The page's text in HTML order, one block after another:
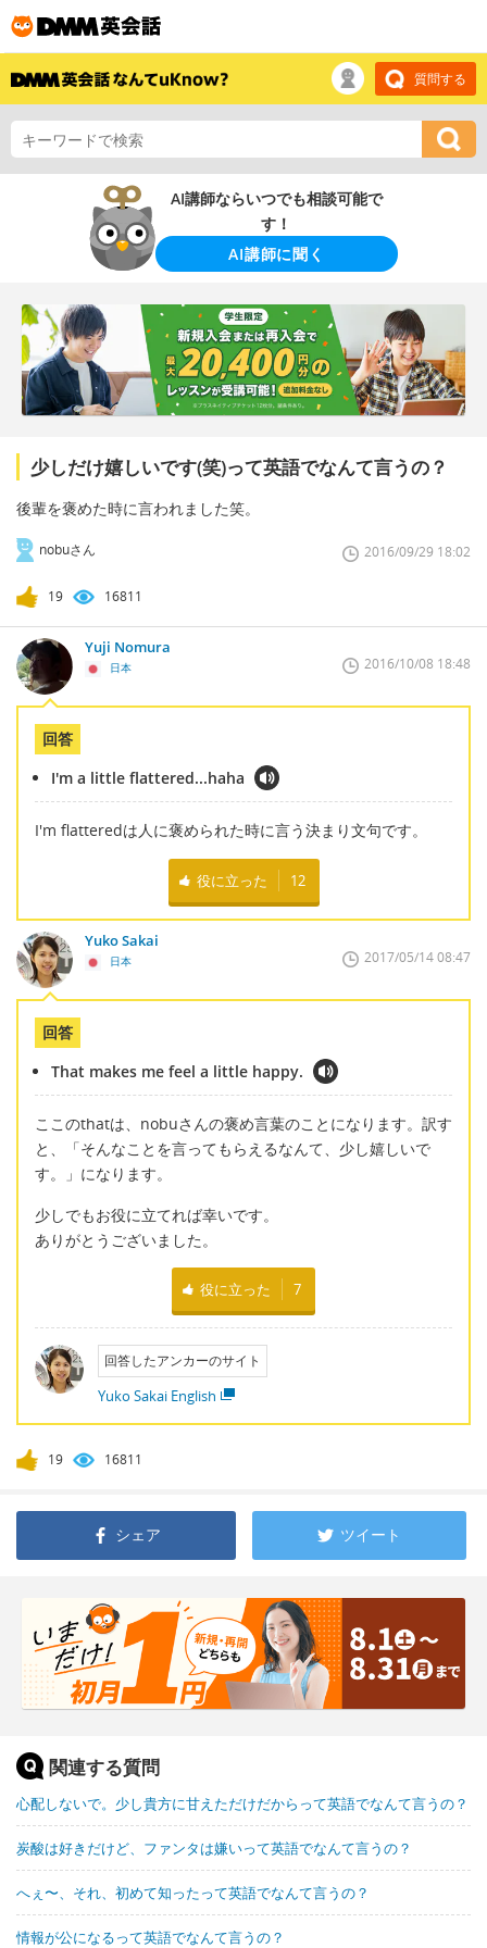
質問する
AI講師ならいつでも相談可能で
す！
AI講師に聞く
少しだけ嬉しいです(笑)って英語でなんて言うの？
後輩を褒めた時に言われました笑。
nobuさん 2016/09/29 18:02
19 16811
Yuji Nomura
日本 2016/10/08 18:48
回答
I'm a little flattered...haha
I'm flatteredは人に褒められた時に言う決まり文句です。
役に立った 12
Yuko Sakai
日本 2017/05/14 08:47
回答
That makes me feel a little happy.
ここのthatは、nobuさんの褒め言葉のことになります。訳す
と、「そんなことを言ってもらえるなんて、少し嬉しいで
す。」になります。
少しでもお役に立てれば幸いです。
ありがとうございました。
役に立った 7
回答したアンカーのサイト
Yuko Sakai English
19 16811
シェア ツイート
関連する質問
心配しないで。少し貴方に甘えただけだからって英語でなんて言うの？
炭酸は好きだけど、ファンタは嫌いって英語でなんて言うの？
へぇ〜、それ、初めて知ったって英語でなんて言うの？
情報が公になるって英語でなんて言うの？